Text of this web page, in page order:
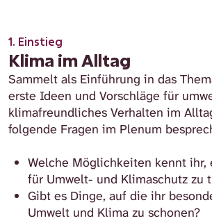
1. Einstieg
Klima im Alltag
Sammelt als Einführung in das
erste Ideen und Vorschläge für
klimafreundliches Verhalten im
folgende Fragen im Plenum
Welche Möglichkeiten kennt ihr,
für Umwelt- und Klimaschutz zu
Gibt es Dinge, auf die ihr
Umwelt und Klima zu schonen?